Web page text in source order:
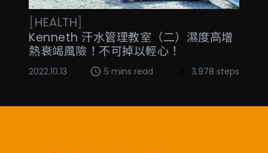
[HEALTH]
Kenneth 汗水管理教室（二）濕度高增
熱衰竭風險！不可掉以輕心！
2022.10.13 5 mins read 3,978 steps